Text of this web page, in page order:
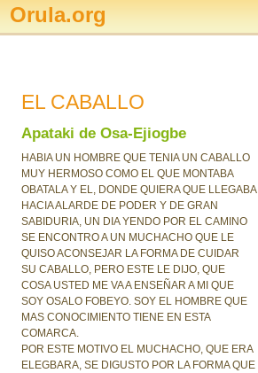
Orula.org
EL CABALLO
Apataki de Osa-Ejiogbe
HABIA UN HOMBRE QUE TENIA UN CABALLO
MUY HERMOSO COMO EL QUE MONTABA
OBATALA Y EL, DONDE QUIERA QUE LLEGABA
HACIA ALARDE DE PODER Y DE GRAN
SABIDURIA, UN DIA YENDO POR EL CAMINO
SE ENCONTRO A UN MUCHACHO QUE LE
QUISO ACONSEJAR LA FORMA DE CUIDAR
SU CABALLO, PERO ESTE LE DIJO, QUE
COSA USTED ME VA A ENSEÑAR A MI QUE
SOY OSALO FOBEYO. SOY EL HOMBRE QUE
MAS CONOCIMIENTO TIENE EN ESTA
COMARCA.
POR ESTE MOTIVO EL MUCHACHO, QUE ERA
ELEGBARA, SE DIGUSTO POR LA FORMA QUE